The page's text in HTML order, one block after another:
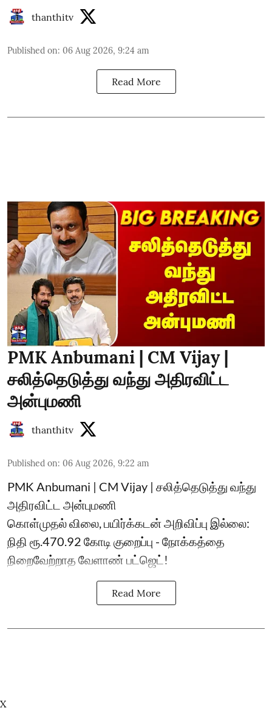
thanthitv
Published on: 06 Aug 2026, 9:24 am
Read More
PMK Anbumani | CM Vijay |
சலித்தெடுத்து வந்து அதிரவிட்ட
அன்புமணி
thanthitv
Published on: 06 Aug 2026, 9:22 am
PMK Anbumani | CM Vijay | சலித்தெடுத்து வந்து
அதிரவிட்ட அன்புமணி
கொள்முதல் விலை, பயிர்க்கடன் அறிவிப்பு இல்லை:
நிதி ரூ.470.92 கோடி குறைப்பு - நோக்கத்தை
நிறைவேற்றாத வேளாண் பட்ஜெட்!
Read More
X